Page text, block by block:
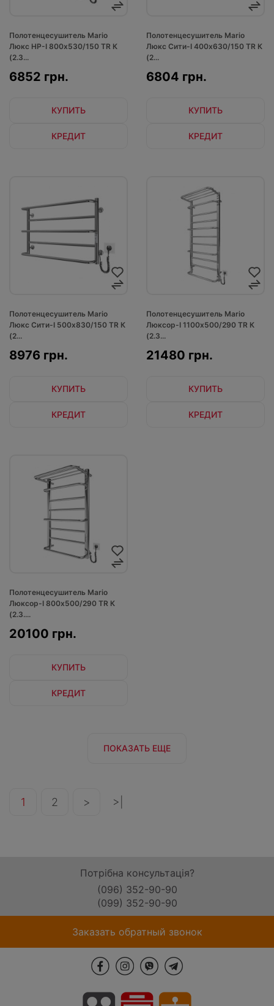
Полотенцесушитель Mario
Люкс НР-І 800х530/150 TR К
(2.3...
6852 грн.
КУПИТЬ
КРЕДИТ
Полотенцесушитель Mario
Люкс Сити-I 400х630/150 TR К
(2...
6804 грн.
КУПИТЬ
КРЕДИТ
Полотенцесушитель Mario
Люкс Сити-I 500х830/150 TR К
(2...
8976 грн.
КУПИТЬ
КРЕДИТ
Полотенцесушитель Mario
Люксор-I 1100х500/290 TR К
(2.3...
21480 грн.
КУПИТЬ
КРЕДИТ
Полотенцесушитель Mario
Люксор-I 800х500/290 TR К
(2.3....
20100 грн.
КУПИТЬ
КРЕДИТ
ПОКАЗАТЬ ЕЩЕ
1 2 > >|
Потрібна консультація?
(096) 352-90-90
(099) 352-90-90
Заказать обратный звонок